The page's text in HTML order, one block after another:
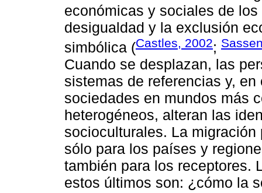
económicas y sociales de
desigualdad y la exclusión
simbólica (Castles, 2002;
Cuando se desplazan, las
sistemas de referencias y,
sociedades en mundos más
heterogéneos, alteran las
socioculturales. La
sólo para los países y
también para los receptores.
estos últimos son: ¿cómo la